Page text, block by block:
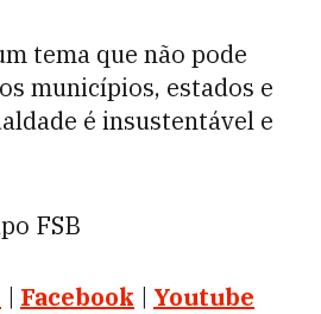
tema que não pode
municípios, estados e
é insustentável e
FSB
| Facebook | Youtube